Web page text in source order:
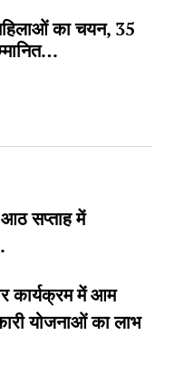
का चयन, 35
आठ सप्ताह में
कार्यक्रम में आम
योजनाओं का लाभ